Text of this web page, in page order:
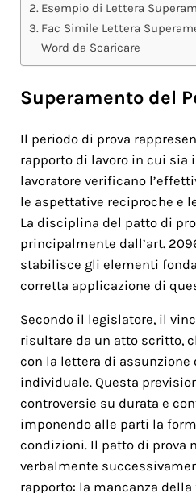
Esempio di Lettera
Fac Simile Lettera
Word da Scaricare
Superamento del
Il periodo di prova
rapporto di lavoro in cui sia
lavoratore verificano
le aspettative reciproche e
La disciplina del patto di
principalmente dall’art.
stabilisce gli elementi
corretta applicazione di
Secondo il legislatore, il
risultare da un atto scritto,
con la lettera di assunzione
individuale. Questa
controversie su durata e
imponendo alle parti la
condizioni. Il patto di prova
verbalmente
rapporto: la mancanza